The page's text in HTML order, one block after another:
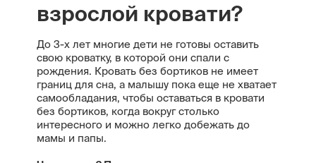
взрослой кровати?
До 3-х лет многие дети не готовы оставить
свою кроватку, в которой они спали с
рождения. Кровать без бортиков не имеет
границ для сна, а малышу пока еще не хватает
самообладания, чтобы оставаться в кровати
без бортиков, когда вокруг столько
интересного и можно легко добежать до
мамы и папы.